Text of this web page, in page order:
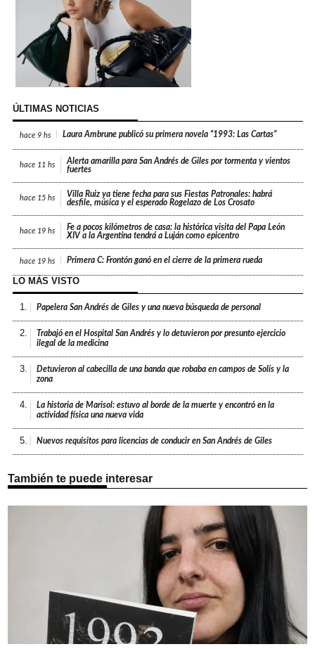
ÚLTIMAS NOTICIAS
hace 9 hs Laura Ambrune publicó su primera novela “1993: Las Cartas”
hace 11 hs
Alerta amarilla para San Andrés de Giles por tormenta y vientos
fuertes
hace 15 hs
Villa Ruiz ya tiene fecha para sus Fiestas Patronales: habrá
desfile, música y el esperado Rogelazo de Los Crosato
hace 19 hs
Fe a pocos kilómetros de casa: la histórica visita del Papa León
XIV a la Argentina tendrá a Luján como epicentro
hace 19 hs Primera C: Frontón ganó en el cierre de la primera rueda
LO MÁS VISTO
1. Papelera San Andrés de Giles y una nueva búsqueda de personal
2.
Trabajó en el Hospital San Andrés y lo detuvieron por presunto ejercicio
ilegal de la medicina
3.
Detuvieron al cabecilla de una banda que robaba en campos de Solís y la
zona
4.
La historia de Marisol: estuvo al borde de la muerte y encontró en la
actividad física una nueva vida
5. Nuevos requisitos para licencias de conducir en San Andrés de Giles
También te puede interesar